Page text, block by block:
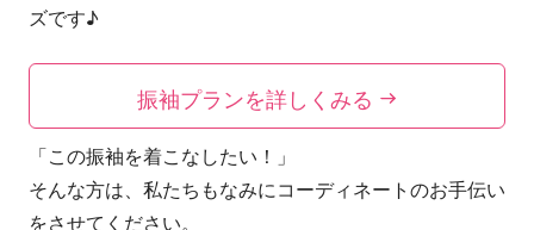
ズです♪
振袖プランを詳しくみる
「この振袖を着こなしたい！」
そんな方は、私たちもなみにコーディネートのお手伝い
をさせてください。